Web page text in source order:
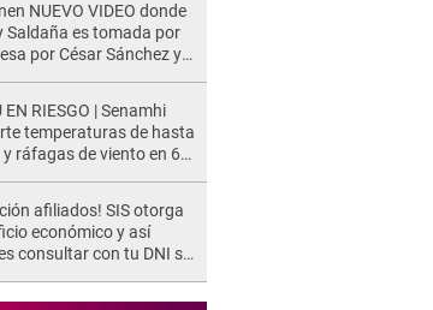
NUEVO VIDEO donde
Saldaña es tomada por
por César Sánchez y
la mano
EN RIESGO | Senamhi
temperaturas de hasta
y ráfagas de viento en 6
afiliados! SIS otorga
económico y así
consultar con tu DNI si